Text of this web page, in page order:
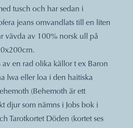
tusch och har sedan i
jeans omvandlats till en liten
vävda av 100% norsk ull på
av en rad olika källor t ex Baron
lwa eller loa i den haitiska
(Behemoth är ett
djur som nämns i Jobs bok i
Tarotkortet Döden (kortet ses